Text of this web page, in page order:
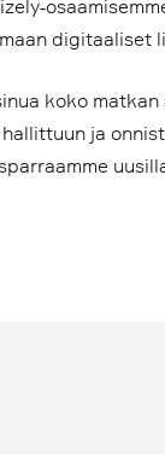
digitaaliset
koko
ja